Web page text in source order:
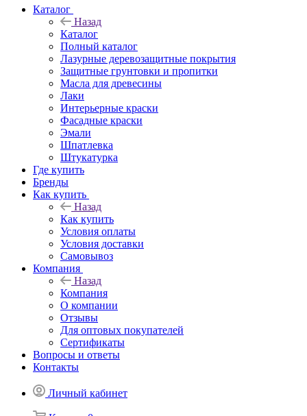
Каталог
Назад
Каталог
Полный каталог
Лазурные деревозащитные покрытия
Защитные грунтовки и пропитки
Масла для древесины
Лаки
Интерьерные краски
Фасадные краски
Эмали
Шпатлевка
Штукатурка
Где купить
Бренды
Как купить
Назад
Как купить
Условия оплаты
Условия доставки
Самовывоз
Компания
Назад
Компания
О компании
Отзывы
Для оптовых покупателей
Сертификаты
Вопросы и ответы
Контакты
Личный кабинет